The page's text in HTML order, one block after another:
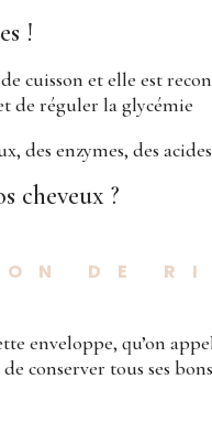
!
cuisson et elle est
de réguler la glycémie
des enzymes, des
cheveux ?
DE
enveloppe, qu’on
conserver tous ses